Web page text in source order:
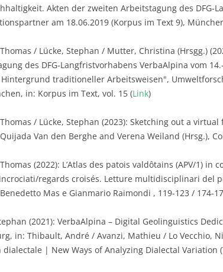
Akten der zweiten Arbeitstagung des DFG-
am 18.06.2019 (Korpus im Text 9),
/ Lücke, Stephan / Mutter, Christina (Hrsgg.)
des DFG-Langfristvorhabens VerbaAlpina vom
traditioneller Arbeitsweisen",
in: Korpus im Text, vol. 15 (Link)
/ Lücke, Stephan (2023): Sketching out a
Van den Berghe and Verena Weiland (Hrsg.),
(2022): L’Atlas des patois valdôtains (APV/1)
regards croisés. Letture multidisciplinari del
Mas e Gianmario Raimondi , 119-123 / 174-
(2021): VerbaAlpina – Digital Geolinguistics
in: Thibault, André / Avanzi, Mathieu / Lo Vecchio,
| New Ways of Analyzing Dialectal Variation